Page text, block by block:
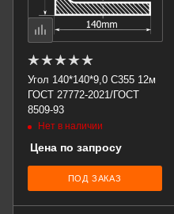
Угол 140*140*9,0 С355 12м
ГОСТ 27772-2021/ГОСТ
8509-93
Нет в наличии
Цена по запросу
ПОД ЗАКАЗ